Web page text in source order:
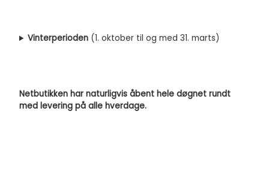
Vinterperioden (1. oktober til og med 31. marts)
Netbutikken har naturligvis åbent hele døgnet rundt
med levering på alle hverdage.